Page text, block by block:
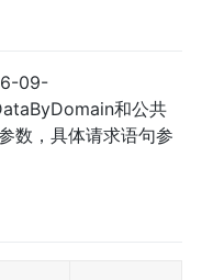
09-
和公共
数，具体请求语句参